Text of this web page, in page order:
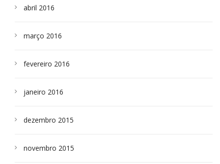
abril 2016
março 2016
fevereiro 2016
janeiro 2016
dezembro 2015
novembro 2015